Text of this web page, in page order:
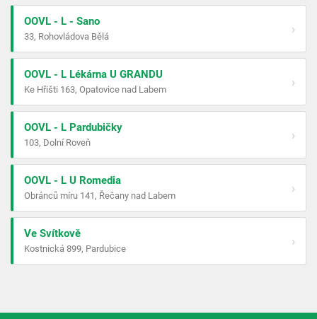
OOVL - L - Sano
33, Rohovládova Bělá
›
OOVL - L Lékárna U GRANDU
Ke Hřišti 163, Opatovice nad Labem
›
OOVL - L Pardubičky
103, Dolní Roveň
›
OOVL - L U Romedia
Obránců míru 141, Řečany nad Labem
›
Ve Svítkově
Kostnická 899, Pardubice
›